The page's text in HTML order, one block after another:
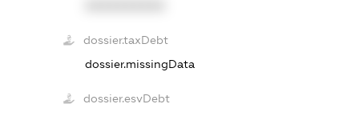
dossier.taxDebt
dossier.missingData
dossier.esvDebt